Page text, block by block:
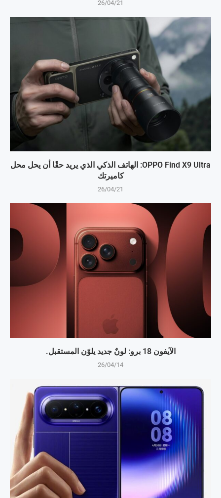
26/04/21
OPPO Find X9 Ultra: الهاتف الذكي الذي يريد حقًا أن يحل محل
كاميرتك
26/04/21
الآيفون 18 برو: لونٌ جديد يلوّن المستقبل.
26/04/14